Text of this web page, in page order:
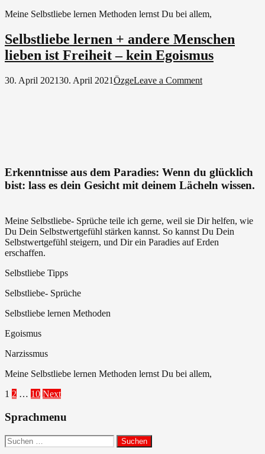
Meine Selbstliebe lernen Methoden lernst Du bei allem,
Selbstliebe lernen + andere Menschen
lieben ist Freiheit – kein Egoismus
30. April 202130. April 2021ÖzgeLeave a Commenton
–
kein
Erkenntnisse aus dem Paradies: Wenn du glücklich
bist: lass es dein Gesicht mit deinem Lächeln wissen.
Meine Selbstliebe- Sprüche teile ich gerne, weil sie Dir helfen, wie
Du Dein Selbstwertgefühl stärken kannst. So kannst Du Dein
Selbstwertgefühl steigern, und Dir ein Paradies auf Erden
erschaffen.
Selbstliebe Tipps
Selbstliebe- Sprüche
Selbstliebe lernen Methoden
Egoismus
Narzissmus
Meine Selbstliebe lernen Methoden lernst Du bei allem,
Seitennummerierung
der
Beiträge
1 2 … 10 Next
Sprachmenu
Suchen
nach: